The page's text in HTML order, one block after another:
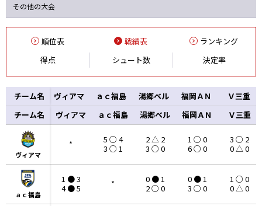
その他の大会
順位表 戦績表
ランキング
得点
シュート数 決定率
チーム名 ヴィアマ ａｃ福島 湯郷ベル 福岡ＡＮ Ｖ三重
ヴィアマ
*
5 ○ 4
3 ○ 1
2 △ 2
3 ○ 0
1 ○ 0
6 ○ 0
3 ○ 2
0 △ 0
ａｃ福島
1 ● 3
4 ● 5
*
0 ● 1
2 ○ 0
0 ● 1
3 ○ 0
1 ○ 0
0 △ 0
チーム名
ヴィアマ
ａｃ福島
チーム名 ヴィアマ ａｃ福島 湯郷ベル 福岡ＡＮ Ｖ三重